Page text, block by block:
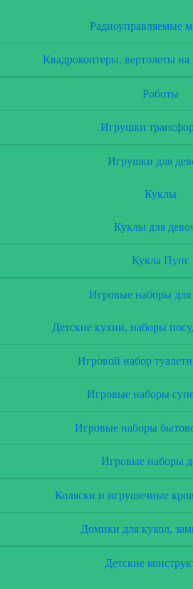
Радиоуправляемые
Квадрокоптеры, вертолеты
Роботы
Игрушки
Игрушки для
Куклы
Куклы для
Кукла Пупс
Игровые наборы для
Детские кухни, наборы
Игровой набор
Игровые наборы
Игровые наборы
Игровые наборы
Коляски и игрушечные
Домики для кукол,
Детские